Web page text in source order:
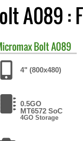
A089 :
Bolt A089
4" (800x480)
0.5GO
MT6572 SoC
4GO Storage